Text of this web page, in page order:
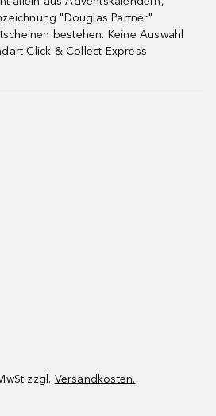
"Douglas Partner"
bestehen. Keine Auswahl
Click & Collect Express
zzgl. Versandkosten.